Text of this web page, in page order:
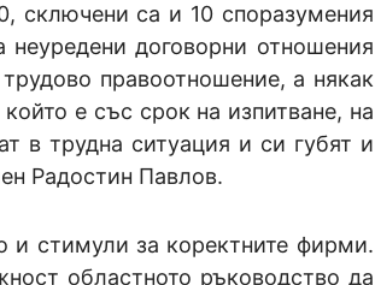
сключени са и 10 споразумения
договорни отношения
правоотношение, а някак
е със срок на изпитване, на
в трудна ситуация и си губят и
Радостин Павлов.
и стимули за коректните фирми.
областното ръководство да